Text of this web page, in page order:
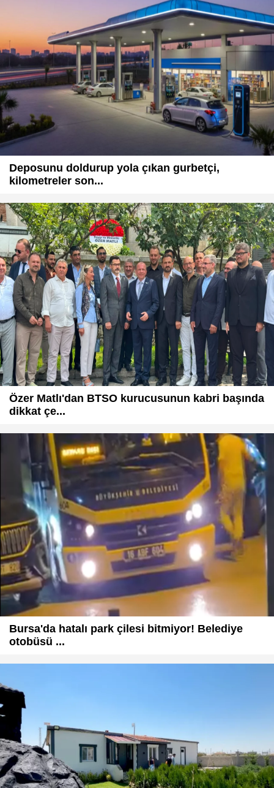
Deposunu doldurup yola çıkan gurbetçi,
kilometreler son...
Özer Matlı'dan BTSO kurucusunun kabri başında
dikkat çe...
Bursa'da hatalı park çilesi bitmiyor! Belediye
otobüsü ...